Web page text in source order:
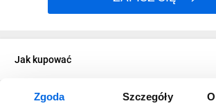
Zgoda Szczegóły
Jak kupować
O firmie